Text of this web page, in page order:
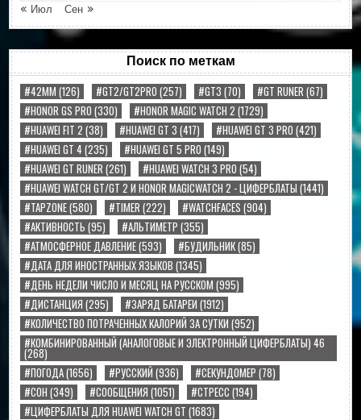
« Июл
Сен »
Поиск по меткам
#42MM (126) #GT2/GT2PRO (257) #GT3 (70) #GT RUNER (67)
#HONOR GS PRO (330) #HONOR MAGIC WATCH 2 (1729)
#HUAWEI FIT 2 (38) #HUAWEI GT 3 (417) #HUAWEI GT 3 PRO (421)
#HUAWEI GT 4(235) #HUAWEI GT 5 PRO (149)
#HUAWEI GT RUNER (261) #HUAWEI WATCH 3 PRO (54)
#HUAWEI WATCH GT/GT 2 И HONOR MAGICWATCH 2 - ЦИФЕРБЛАТЫ (1441)
#TAPZONE(580) #TIMER (222) #WATCHFACES (904)
#АКТИВНОСТЬ (95) #АЛЬТИМЕТР (355)
#АТМОСФЕРНОЕ ДАВЛЕНИЕ(593) #БУДИЛЬНИК(85)
#ДАТА ДЛЯ ИНОСТРАННЫХ ЯЗЫКОВ (1345)
#ДЕНЬ НЕДЕЛИ ЧИСЛО И МЕСЯЦ НА РУССКОМ (995)
#ДИСТАНЦИЯ (295) #ЗАРЯД БАТАРЕИ (1912)
#КОЛИЧЕСТВО ПОТРАЧЕННЫХ КАЛОРИЙ ЗА СУТКИ (952)
#КОМБИНИРОВАННЫЙ (АНАЛОГОВЫЕ И ЭЛЕКТРОННЫЙ ЦИФЕРБЛАТЫ) 46
(268)
#ПОГОДА(1656) #РУССКИЙ (936) #СЕКУНДОМЕР (78)
#СОН (349) #СООБЩЕНИЯ (1051) #СТРЕСС (194)
#ЦИФЕРБЛАТЫ ДЛЯ HUAWEI WATCH GT (1683)